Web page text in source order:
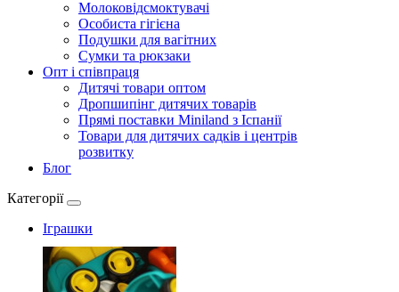
Молоковідсмоктувачі
Особиста гігієна
Подушки для вагітних
Сумки та рюкзаки
Опт і співпраця
Дитячі товари оптом
Дропшипінг дитячих товарів
Прямі поставки Miniland з Іспанії
Товари для дитячих садків і центрів
розвитку
Блог
Категорії
Іграшки